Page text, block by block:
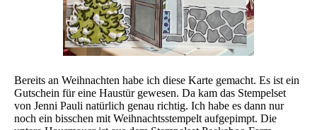
Bereits an Weihnachten habe ich diese Karte gemacht. Es ist ein
Gutschein für eine Haustür gewesen. Da kam das Stempelset
von Jenni Pauli natürlich genau richtig. Ich habe es dann nur
noch ein bisschen mit Weihnachtsstempelt aufgepimpt. Die